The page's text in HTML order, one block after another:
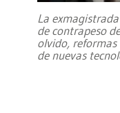
La
de contrapeso
olvido, reformas
de nuevas